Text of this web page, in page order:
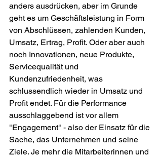
anders ausdrücken, aber im Grunde
geht es um Geschäftsleistung in Form
von Abschlüssen, zahlenden Kunden,
Umsatz, Ertrag, Profit. Oder aber auch
noch Innovationen, neue Produkte,
Servicequalität und
Kundenzufriedenheit, was
schlussendlich wieder in Umsatz und
Profit endet. Für die Performance
ausschlaggebend ist vor allem
"Engagement" - also der Einsatz für die
Sache, das Unternehmen und seine
Ziele. Je mehr die Mitarbeiterinnen und